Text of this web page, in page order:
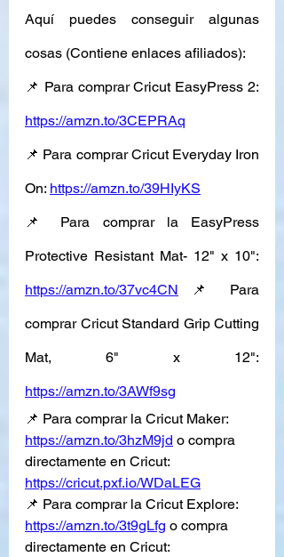
Aquí puedes conseguir algunas
cosas (Contiene enlaces afiliados):
https://amzn.to/3CEPRAq
📌 Para comprar Cricut Everyday Iron
On: https://amzn.to/39HIyKS
📌 Para comprar la EasyPress
https://amzn.to/37vc4CN 📌 Para
comprar Cricut Standard Grip Cutting
https://amzn.to/3AWf9sg
📌 Para comprar la Cricut Maker:
https://amzn.to/3hzM9jd o compra
directamente en Cricut:
https://cricut.pxf.io/WDaLEG
📌 Para comprar la Cricut Explore:
https://amzn.to/3t9gLfg o compra
directamente en Cricut: